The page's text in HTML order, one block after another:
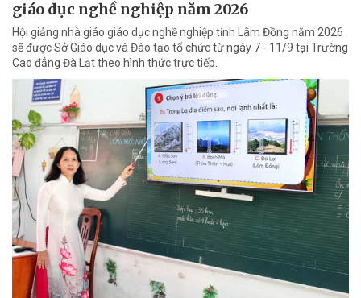
giáo dục nghề nghiệp năm 2026
Hội giảng nhà giáo giáo dục nghề nghiệp tỉnh Lâm Đồng năm 2026
sẽ được Sở Giáo dục và Đào tạo tổ chức từ ngày 7 - 11/9 tại Trường
Cao đẳng Đà Lạt theo hình thức trực tiếp.